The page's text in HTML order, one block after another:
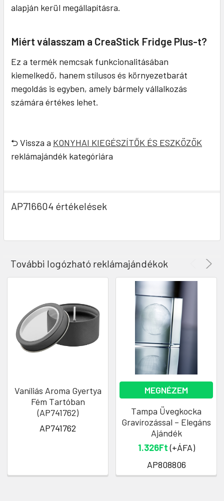
alapján kerül megállapításra.
Miért válasszam a CreaStick Fridge Plus-t?
Ez a termék nemcsak funkcionalitásában
kiemelkedő, hanem stílusos és környezetbarát
megoldás is egyben, amely bármely vállalkozás
számára értékes lehet.
⮌ Vissza a KONYHAI KIEGÉSZÍTŐK ÉS ESZKÖZÖK
reklámajándék kategóriára
AP716604 értékelések
További logózható reklámajándékok
Vaníliás Aroma Gyertya
Fém Tartóban
(AP741762)
AP741762
MEGNÉZEM
Tampa Üvegkocka
Gravírozással – Elegáns
Ajándék
1.326Ft(+ÁFA)
AP808806